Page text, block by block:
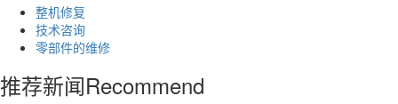
整机修复
技术咨询
零部件的维修
推荐新闻Recommend